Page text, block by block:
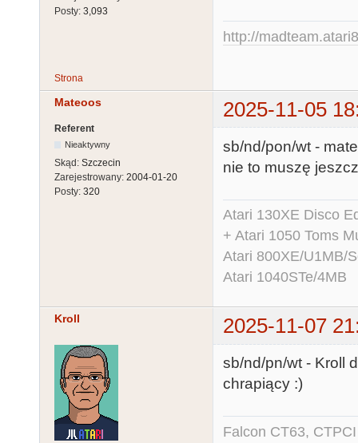
Posty: 3,093
http://
Strona
Mateoos 2025-11-05
Referent
Nieaktywny
Skąd: Szczecin
Zarejestrowany: 2004-01-20
Posty: 320
sb/nd/pon/wt -
nie to muszę
Atari 130XE Disco
+ Atari 1050 Toms
Atari 800XE/U1MB/
Atari 1040STe/4MB
Kroll 2025-11-07
sb/nd/pn/wt - Kroll
chrapiący :)
Falcon CT63,